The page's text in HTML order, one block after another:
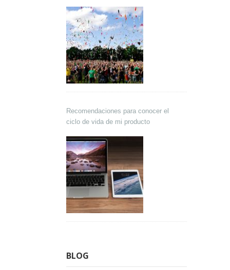
Recomendaciones para conocer el
ciclo de vida de mi producto
BLOG